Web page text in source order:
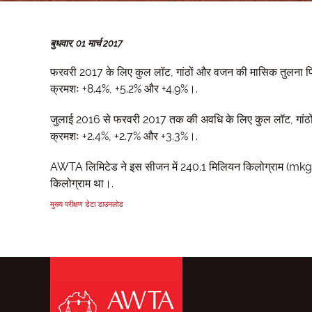
बुधवार, 01 मार्च 2017
फरवरी 2017 के लिए कुल लॉट, गांठों और वजन की मासिक तुलना
क्रमशः +8.4%, +5.2% और +4.9%।.
जुलाई 2016 से फरवरी 2017 तक की अवधि के लिए कुल लॉट,
क्रमशः +2.4%, +2.7% और +3.3%।.
AWTA लिमिटेड ने इस सीजन में 240.1 मिलियन किलोग्राम
किलोग्राम था।.
मुख्य परीक्षण डेटा डाउनलोड